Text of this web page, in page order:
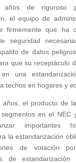
años de riguroso
el equipo de
firmemente que ha
seguridad
de datos
que su receptáculo
una
techos en hogares y
años, el producto de
en el NEC
importantes
la estandarización
de votación
de estandarización